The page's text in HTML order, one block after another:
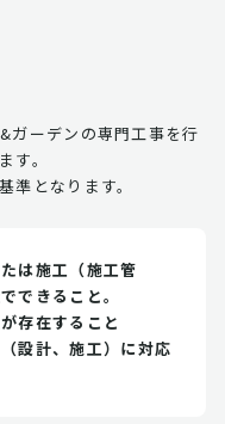
ガーデンの専門工事を行
す。
準となります。
は施工（施工管
できること。
存在すること
設計、施工）に対応